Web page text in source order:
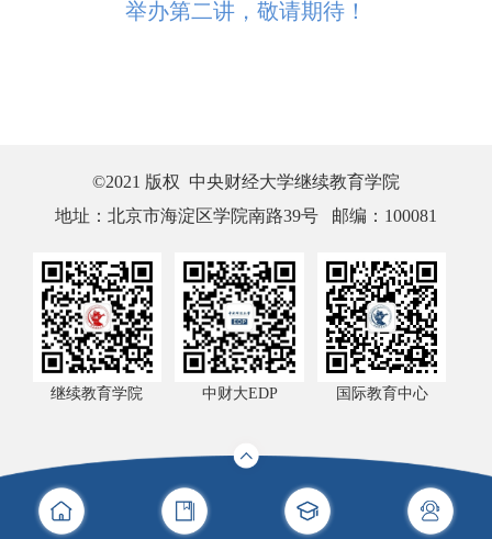
举办第二讲，敬请期待！
©2021 版权 中央财经大学继续教育学院
地址：北京市海淀区学院南路39号 邮编：100081
继续教育学院 中财大EDP 国际教育中心